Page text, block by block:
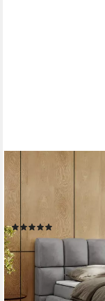
MKS MÖBEL
Boxspringbett
Schaum,
Doppelbett, Zwei
ab 1.539,99 € UVP
-9%
lieferbar in 3 Wochen